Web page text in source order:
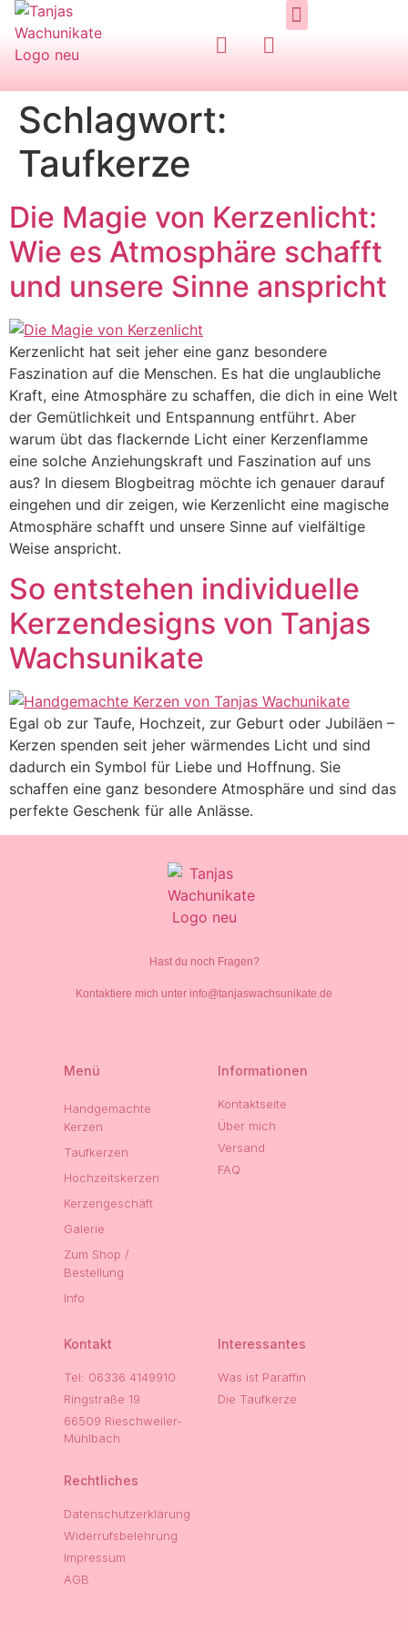
Schlagwort:
Taufkerze
Die Magie von Kerzenlicht:
Wie es Atmosphäre schafft
und unsere Sinne anspricht
Kerzenlicht hat seit jeher eine ganz besondere
Faszination auf die Menschen. Es hat die unglaubliche
Kraft, eine Atmosphäre zu schaffen, die dich in eine Welt
der Gemütlichkeit und Entspannung entführt. Aber
warum übt das flackernde Licht einer Kerzenflamme
eine solche Anziehungskraft und Faszination auf uns
aus? In diesem Blogbeitrag möchte ich genauer darauf
eingehen und dir zeigen, wie Kerzenlicht eine magische
Atmosphäre schafft und unsere Sinne auf vielfältige
Weise anspricht.
So entstehen individuelle
Kerzendesigns von Tanjas
Wachsunikate
Egal ob zur Taufe, Hochzeit, zur Geburt oder Jubiläen –
Kerzen spenden seit jeher wärmendes Licht und sind
dadurch ein Symbol für Liebe und Hoffnung. Sie
schaffen eine ganz besondere Atmosphäre und sind das
perfekte Geschenk für alle Anlässe.
Hast du noch Fragen?
Kontaktiere mich unter info@tanjaswachsunikate.de
Menü
Handgemachte
Kerzen
Taufkerzen
Hochzeitskerzen
Kerzengeschäft
Galerie
Zum Shop /
Bestellung
Info
Informationen
Kontaktseite
Über mich
Versand
FAQ
Kontakt
Tel: 06336 4149910
Ringstraße 19
66509 Rieschweiler-
Mühlbach
Interessantes
Was ist Paraffin
Die Taufkerze
Rechtliches
Datenschutzerklärung
Widerrufsbelehrung
Impressum
AGB